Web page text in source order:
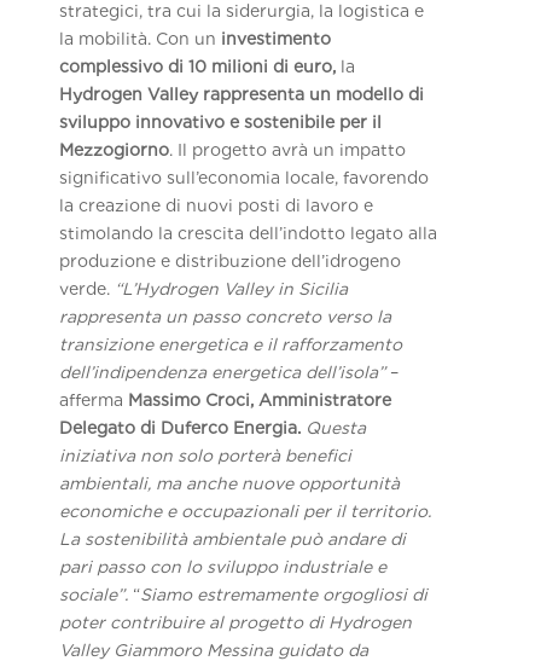
strategici, tra cui la siderurgia, la logistica e
la mobilità. Con un investimento
complessivo di 10 milioni di euro, la
Hydrogen Valley rappresenta un modello di
sviluppo innovativo e sostenibile per il
Mezzogiorno. Il progetto avrà un impatto
significativo sull’economia locale, favorendo
la creazione di nuovi posti di lavoro e
stimolando la crescita dell’indotto legato alla
produzione e distribuzione dell’idrogeno
verde. “L’Hydrogen Valley in Sicilia
rappresenta un passo concreto verso la
transizione energetica e il rafforzamento
dell’indipendenza energetica dell’isola”–
afferma Massimo Croci, Amministratore
Delegato di Duferco Energia. Questa
iniziativa non solo porterà benefici
ambientali, ma anche nuove opportunità
economiche e occupazionali per il territorio.
La sostenibilità ambientale può andare di
pari passo con lo sviluppo industriale e
sociale”. “Siamo estremamente orgogliosi di
poter contribuire al progetto di Hydrogen
Valley Giammoro Messina guidato da